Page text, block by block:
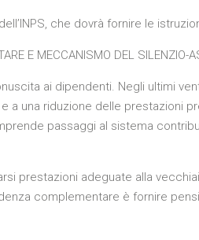
che dovrà fornire le
E MECCANISMO DEL
ai dipendenti. Negli ultimi
a una riduzione delle prestazioni
passaggi al sistema
prestazioni adeguate alla
complementare è fornire